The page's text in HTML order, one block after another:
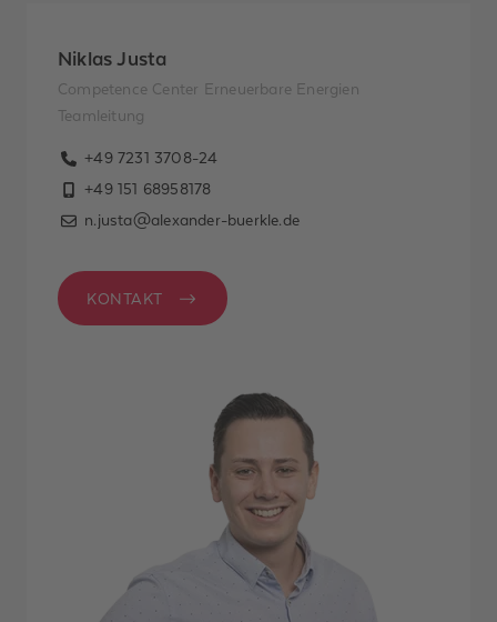
Niklas Justa
Competence Center Erneuerbare Energien
Teamleitung
+49 7231 3708-24
+49 151 68958178
n.justa@alexander-buerkle.de
KONTAKT